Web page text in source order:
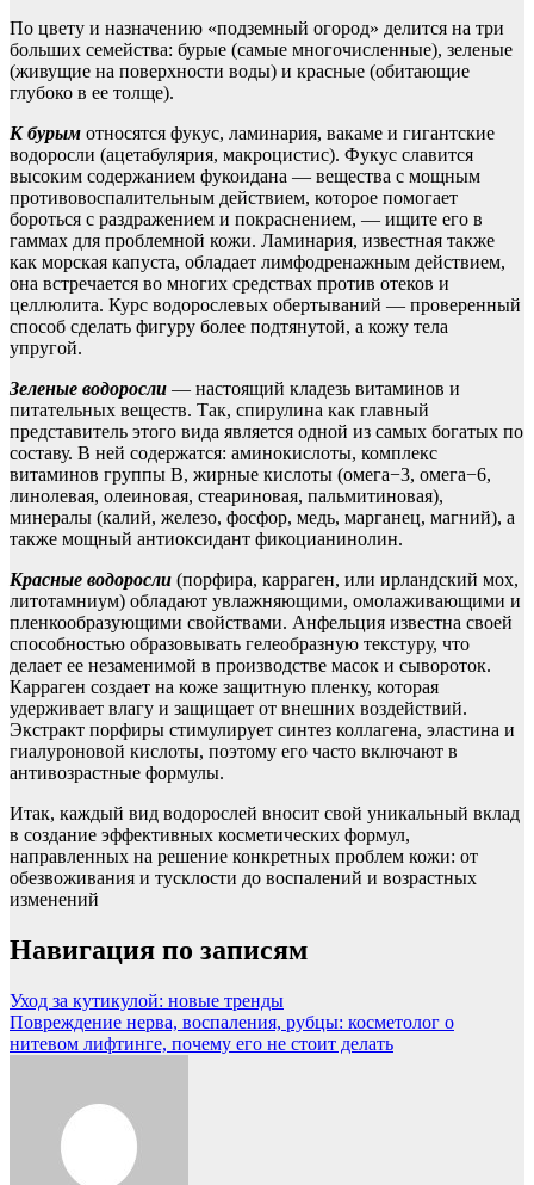
По цвету и назначению «подземный огород» делится на три
больших семейства: бурые (самые многочисленные), зеленые
(живущие на поверхности воды) и красные (обитающие
глубоко в ее толще).
К бурым относятся фукус, ламинария, вакаме и гигантские
водоросли (ацетабулярия, макроцистис). Фукус славится
высоким содержанием фукоидана — вещества с мощным
противовоспалительным действием, которое помогает
бороться с раздражением и покраснением, — ищите его в
гаммах для проблемной кожи. Ламинария, известная также
как морская капуста, обладает лимфодренажным действием,
она встречается во многих средствах против отеков и
целлюлита. Курс водорослевых обертываний — проверенный
способ сделать фигуру более подтянутой, а кожу тела
упругой.
Зеленые водоросли — настоящий кладезь витаминов и
питательных веществ. Так, спирулина как главный
представитель этого вида является одной из самых богатых по
составу. В ней содержатся: аминокислоты, комплекс
витаминов группы B, жирные кислоты (омега−3, омега−6,
линолевая, олеиновая, стеариновая, пальмитиновая),
минералы (калий, железо, фосфор, медь, марганец, магний), а
также мощный антиоксидант фикоцианинолин.
Красные водоросли (порфира, карраген, или ирландский мох,
литотамниум) обладают увлажняющими, омолаживающими и
пленкообразующими свойствами. Анфельция известна своей
способностью образовывать гелеобразную текстуру, что
делает ее незаменимой в производстве масок и сывороток.
Карраген создает на коже защитную пленку, которая
удерживает влагу и защищает от внешних воздействий.
Экстракт порфиры стимулирует синтез коллагена, эластина и
гиалуроновой кислоты, поэтому его часто включают в
антивозрастные формулы.
Итак, каждый вид водорослей вносит свой уникальный вклад
в создание эффективных косметических формул,
направленных на решение конкретных проблем кожи: от
обезвоживания и тусклости до воспалений и возрастных
изменений
Навигация по записям
Уход за кутикулой: новые тренды
Повреждение нерва, воспаления, рубцы: косметолог о
нитевом лифтинге, почему его не стоит делать